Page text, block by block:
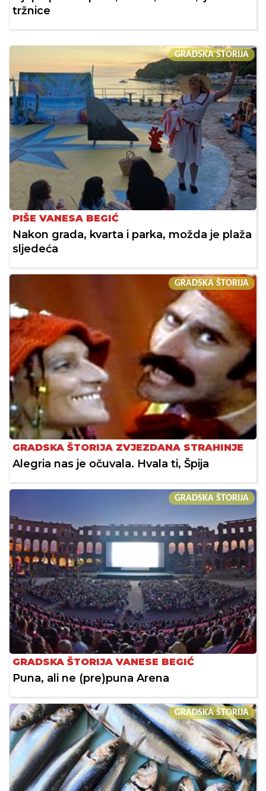
tržnice
GRADSKA ŠTORIJA
PIŠE VANESA BEGIĆ
Nakon grada, kvarta i parka, možda je plaža
sljedeća
GRADSKA ŠTORIJA
GRADSKA ŠTORIJA ZVJEZDANA STRAHINJE
Alegria nas je očuvala. Hvala ti, Špija
GRADSKA ŠTORIJA
GRADSKA ŠTORIJA VANESE BEGIĆ
Puna, ali ne (pre)puna Arena
GRADSKA ŠTORIJA